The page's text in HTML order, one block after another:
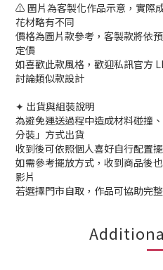
⚠️ 圖片為客製化作品示意，實際
花材略有不同
價格為圖片款參考，客製款將依
定價
如喜歡此款風格，歡迎私訊官方
討論類似款設計
✦ 出貨與組裝說明
為避免運送過程中造成材料碰撞
分裝」方式出貨
收到後可依照個人喜好自行配置
如需參考擺放方式，收到商品後
影片
若選擇門市自取，作品可協助完